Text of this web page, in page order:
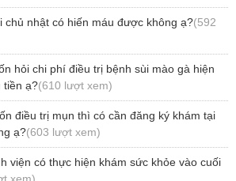
chủ nhật có hiến máu được không ạ?(592
hỏi chi phí điều trị bệnh sùi mào gà hiện
tiền ạ?(610 lượt xem)
điều trị mụn thì có cần đăng ký khám tại
ạ?(603 lượt xem)
viện có thực hiện khám sức khỏe vào cuối